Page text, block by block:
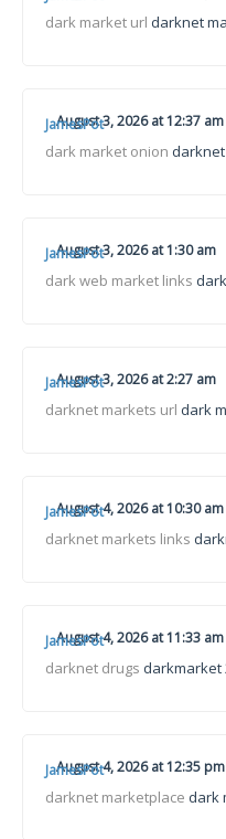
dark market url darknet
JamesPot
August 3, 2026 at 12:37 am
dark market onion
JamesPot
August 3, 2026 at 1:30 am
dark web market links
JamesPot
August 3, 2026 at 2:27 am
darknet markets url dark
JamesPot
August 4, 2026 at 10:30 am
darknet markets links
JamesPot
August 4, 2026 at 11:33 am
darknet drugs darkmarket
JamesPot
August 4, 2026 at 12:35 pm
darknet marketplace dark